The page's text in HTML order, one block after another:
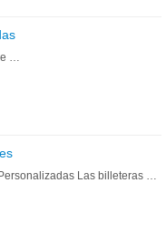
…
Las billeteras …